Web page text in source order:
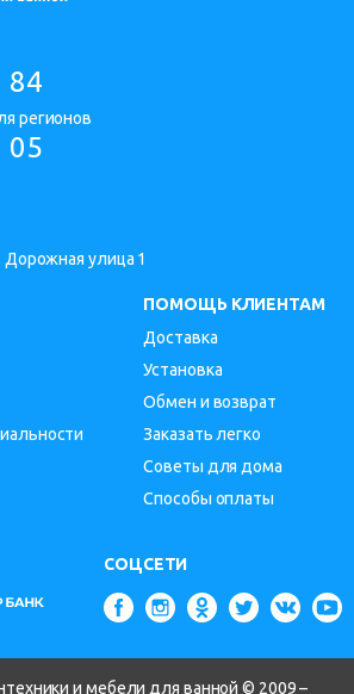
84
регионов
05
улица 1
ПОМОЩЬ КЛИЕНТАМ
Доставка
Установка
Обмен и возврат
Заказать легко
Советы для дома
Способы оплаты
СОЦСЕТИ
и мебели для ванной © 2009 –